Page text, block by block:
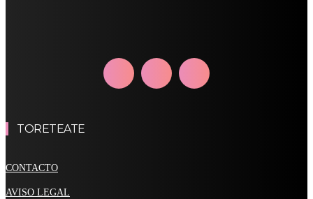
TORETEATE
CONTACTO
AVISO LEGAL